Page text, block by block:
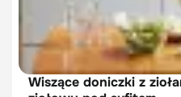
Wiszące doniczki z